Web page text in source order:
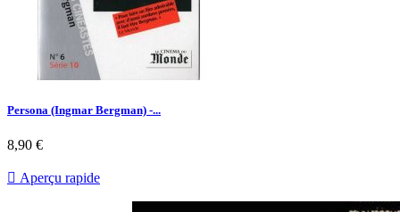
Persona (Ingmar Bergman) -...
Prix
8,90 €
 Aperçu rapide